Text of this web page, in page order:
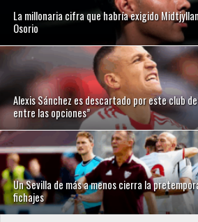
La millonaria cifra que habría exigido
Osorio
Alexis Sánchez es descartado por este club
entre las opciones”
Un Sevilla de más a menos cierra la
fichajes